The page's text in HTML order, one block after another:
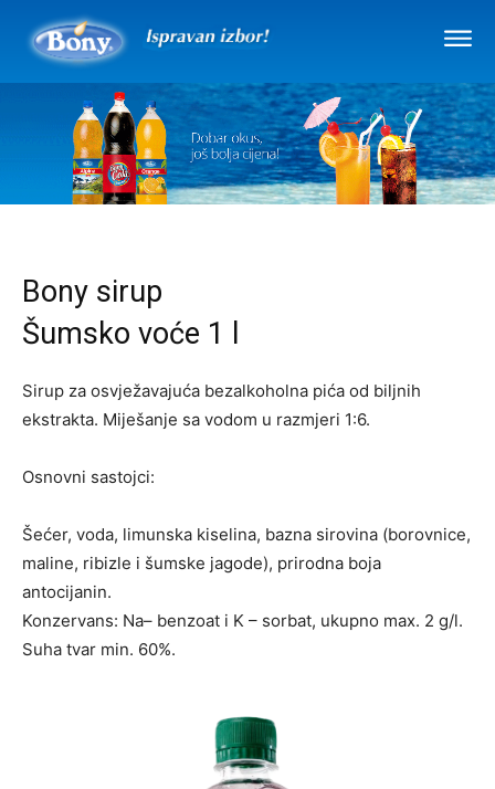
Bony sirup
Šumsko voće 1 l
Sirup za osvježavajuća bezalkoholna pića od biljnih
ekstrakta. Miješanje sa vodom u razmjeri 1:6.
Osnovni sastojci:
Šećer, voda, limunska kiselina, bazna sirovina (borovnice,
maline, ribizle i šumske jagode), prirodna boja
antocijanin.
Konzervans: Na– benzoat i K – sorbat, ukupno max. 2 g/l.
Suha tvar min. 60%.